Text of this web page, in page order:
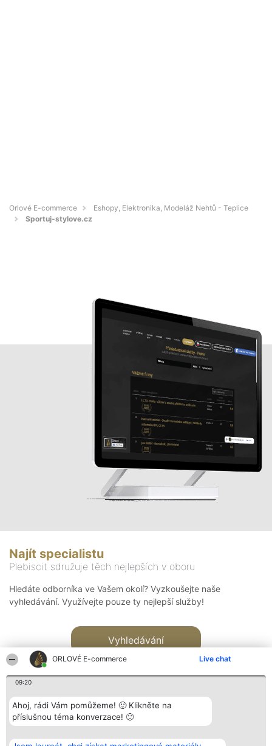
ORLOVÉ E-commerce Live chat
09:20
Ahoj, rádi Vám pomůžeme! 🙂 Klikněte na
příslušnou téma konverzace! 🙂
Orlové E-commerce
Eshopy, Elektronika, Modeláž Nehtů - Teplice
Sportuj-stylove.cz
Najít specialistu
Plebiscit sdružuje těch nejlepších v oboru
Hledáte odborníka ve Vašem okolí? Vyzkoušejte naše
vyhledávání. Využívejte pouze ty nejlepší služby!
Vyhledávání
Bright Side Solutions sp. z o.
Vítězové
Kontakt